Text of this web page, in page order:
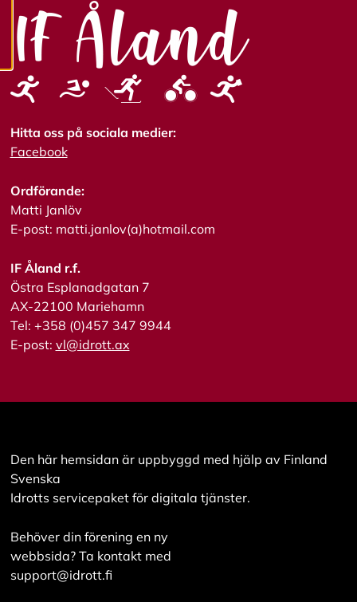
g
e
a
o
o
i
e
s
A
v
v
s
a
a
l
l
a
t
e
r
a
l
a
c
o
Hitta oss på sociala medier:
Facebook
Ordförande:
Matti Janlöv
E-post: matti.janlov(a)hotmail.com
IF Åland r.f.
Östra Esplanadgatan 7
AX-22100 Mariehamn
Tel: +358 (0)457 347 9944
E-post: vl@idrott.ax
Den här hemsidan är uppbyggd med hjälp av Finland
Svenska
Idrotts servicepaket för digitala tjänster.
Behöver din förening en ny
webbsida? Ta kontakt med
support@idrott.fi